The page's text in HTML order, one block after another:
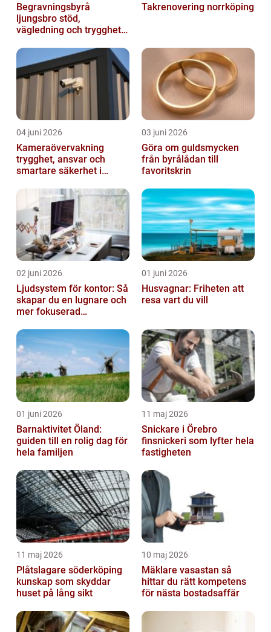
Begravningsbyrå
ljungsbro stöd,
vägledning och trygghet
Takrenovering norrköping
04 juni 2026
Kameraövervakning
trygghet, ansvar och
smartare säkerhet i
03 juni 2026
Göra om guldsmycken
från byrålådan till
favoritskrin
02 juni 2026
Ljudsystem för kontor: Så
skapar du en lugnare och
mer fokuserad
01 juni 2026
Husvagnar: Friheten att
resa vart du vill
01 juni 2026
Barnaktivitet Öland:
guiden till en rolig dag för
hela familjen
11 maj 2026
Snickare i Örebro
finsnickeri som lyfter hela
fastigheten
11 maj 2026
Plåtslagare söderköping
kunskap som skyddar
huset på lång sikt
10 maj 2026
Mäklare vasastan så
hittar du rätt kompetens
för nästa bostadsaffär